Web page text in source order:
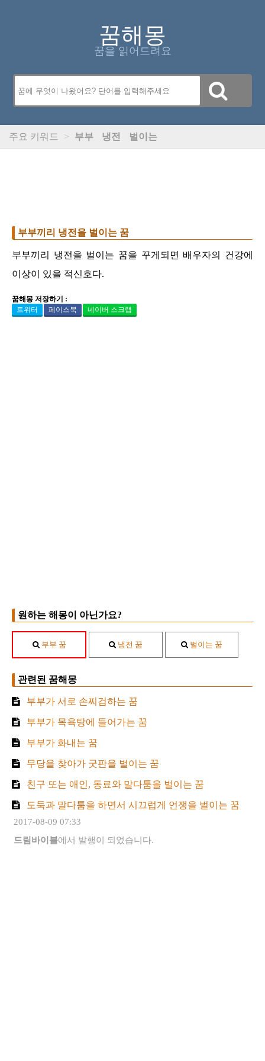
꿈해몽
꿈을 읽어드려요
주요 키워드 > 부부 냉전 벌이는
부부끼리 냉전을 벌이는 꿈
부부끼리 냉전을 벌이는 꿈을 꾸게되면 배우자의 건강에
이상이 있을 적신호다.
꿈해몽 저장하기 :
트위터
페이스북 네이버 스크랩
원하는 해몽이 아닌가요?
부부 꿈 냉전 꿈 벌이는 꿈
관련된 꿈해몽
부부가 서로 손찌검하는 꿈
부부가 목욕탕에 들어가는 꿈
부부가 화내는 꿈
무당을 찾아가 굿판을 벌이는 꿈
친구 또는 애인, 동료와 말다툼을 벌이는 꿈
도둑과 말다툼을 하면서 시끄럽게 언쟁을 벌이는 꿈
2017-08-09 07:33
드림바이블에서 발행이 되었습니다.